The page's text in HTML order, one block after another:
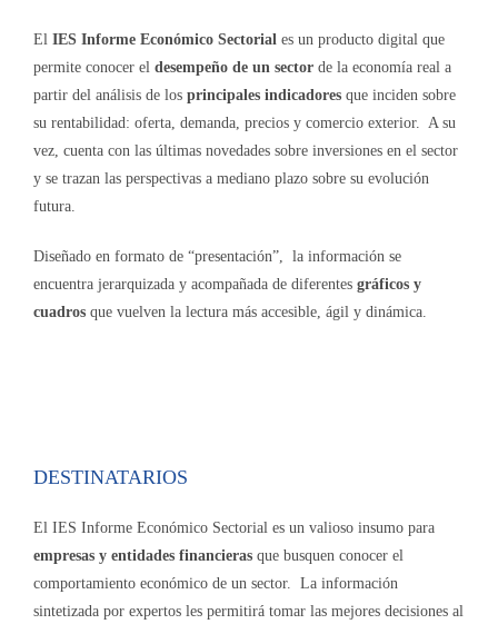
El IES Informe Económico Sectorial es un producto digital que
permite conocer el desempeño de un sector de la economía real a
partir del análisis de los principales indicadores que inciden sobre
su rentabilidad: oferta, demanda, precios y comercio exterior. A su
vez, cuenta con las últimas novedades sobre inversiones en el sector
y se trazan las perspectivas a mediano plazo sobre su evolución
futura.
Diseñado en formato de “presentación”, la información se
encuentra jerarquizada y acompañada de diferentes gráficos y
cuadros que vuelven la lectura más accesible, ágil y dinámica.
DESTINATARIOS
El IES Informe Económico Sectorial es un valioso insumo para
empresas y entidades financieras que busquen conocer el
comportamiento económico de un sector. La información
sintetizada por expertos les permitirá tomar las mejores decisiones al